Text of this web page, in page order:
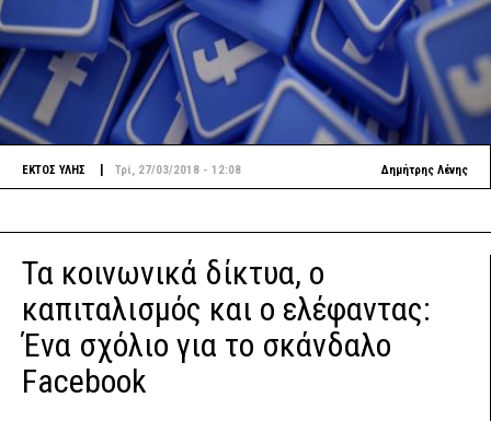
ΕΚΤΟΣ ΥΛΗΣ Τρί, 27/03/2018 - 12:08 Δημήτρης Λένης
Τα κοινωνικά δίκτυα, ο
καπιταλισμός και ο ελέφαντας:
Ένα σχόλιο για το σκάνδαλο
Facebook